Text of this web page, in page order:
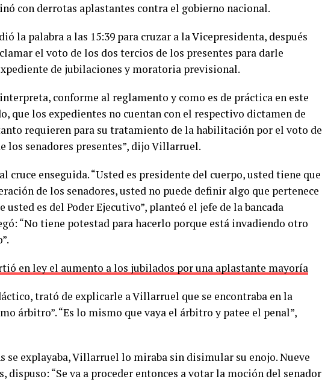
con derrotas aplastantes contra el gobierno nacional.
la palabra a las 15:39 para cruzar a la Vicepresidenta, después
el voto de los dos tercios de los presentes para darle
de jubilaciones y moratoria previsional.
conforme al reglamento y como es de práctica en este
que los expedientes no cuentan con el respectivo dictamen de
requieren para su tratamiento de la habilitación por el voto de
los senadores presentes”, dijo Villarruel.
cruce enseguida. “Usted es presidente del cuerpo, usted tiene que
de los senadores, usted no puede definir algo que pertenece
usted es del Poder Ejecutivo”, planteó el jefe de la bancada
“No tiene potestad para hacerlo porque está invadiendo otro
en ley el aumento a los jubilados por una aplastante mayoría
trató de explicarle a Villarruel que se encontraba en la
árbitro”. “Es lo mismo que vaya el árbitro y patee el penal”,
se explayaba, Villarruel lo miraba sin disimular su enojo. Nueve
dispuso: “Se va a proceder entonces a votar la moción del senador